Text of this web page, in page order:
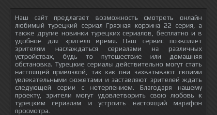
Наш сайт предлагает возможность смотреть онлайн
любимый турецкий сериал Грязная корзина 22 серия, а
также другие новинки турецких сериалов, бесплатно и в
удобное для зрителя время. Наш сервис позволяет
зрителям наслаждаться сериалами на различных
устройствах, будь то путешествие или домашняя
обстановка. Турецкие сериалы действительно могут стать
настоящей привязкой, так как они захватывают своими
увлекательными сюжетами и заставляют зрителей ждать
следующей серии с нетерпением. Благодаря нашему
проекту, зрители могут удовлетворить свою любовь к
турецким сериалам и устроить настоящий марафон
просмотра.